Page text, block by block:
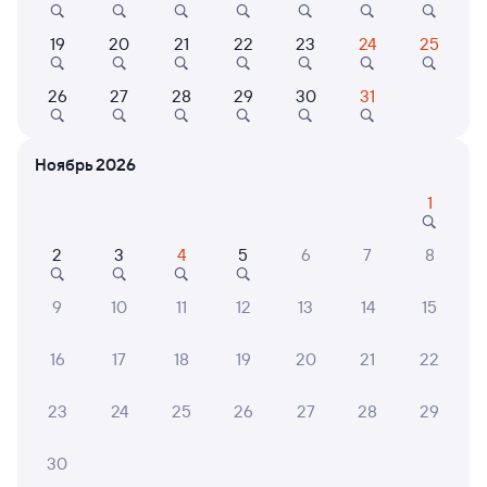
Выбор любимых мест на схемах вагонов
Подробные ответы на вопросы о поездке или
СМС-сопровождение до посадки в поезд
Частые вопросы
19 20 21 22 23 24 25
26 27 28 29 30 31
Ноябрь 2026
1
2 3 4 5 6 7 8
9 10 11 12 13 14 15
16 17 18 19 20 21 22
23 24 25 26 27 28 29
30